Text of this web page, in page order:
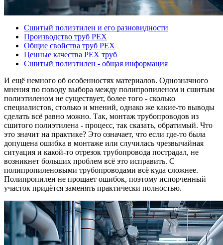
Сшитый полиэтилен и его разновидности
Производство труб PEX
Общие свойства труб PEX
Ценные качества PEX труб
Сшитый полиэтилен - общая информация
И ещё немного об особенностях материалов. Однозначного
мнения по поводу выбора между полипропиленом и сшитым
полиэтиленом не существует, более того - сколько
специалистов, столько и мнений, однако же какие-то выводы
сделать всё равно можно. Так, монтаж трубопроводов из
сшитого полиэтилена - процесс, так сказать, обратимый. Что
это значит на практике? Это означает, что если где-то была
допущена ошибка в монтаже или случилась чрезвычайная
ситуация и какой-то отрезок трубопровода пострадал, не
возникнет больших проблем всё это исправить. С
полипропиленовыми трубопроводами всё куда сложнее.
Полипропилен не прощает ошибок, поэтому испорченный
участок придётся заменять практически полностью.